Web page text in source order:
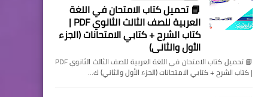
📘 تحميل كتاب الامتحان في اللغة
العربية للصف الثالث الثانوي PDF |
كتاب الشرح + كتابي الامتحانات (الجزء
الأول والثاني)
📘 تحميل كتاب الامتحان في اللغة العربية للصف الثالث الثانوي PDF
| كتاب الشرح + كتابي الامتحانات (الجزء الأول والثاني) ك…